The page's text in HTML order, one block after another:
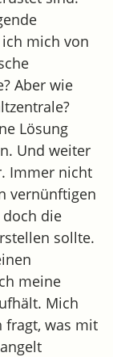
mich von
Aber wie
Lösung
Und weiter
Immer nicht
vernünftigen
die
sollte.
meine
Mich
fragt, was mit